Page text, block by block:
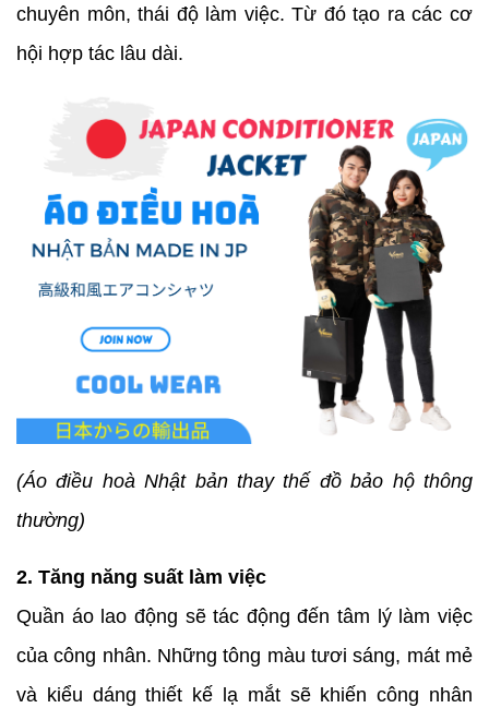
chuyên môn, thái độ làm việc. Từ đó tạo ra các cơ
hội hợp tác lâu dài.
(Áo điều hoà Nhật bản thay thế đồ bảo hộ thông
thường)
2. Tăng năng suất làm việc
Quần áo lao động sẽ tác động đến tâm lý làm việc
của công nhân. Những tông màu tươi sáng, mát mẻ
và kiểu dáng thiết kế lạ mắt sẽ khiến công nhân